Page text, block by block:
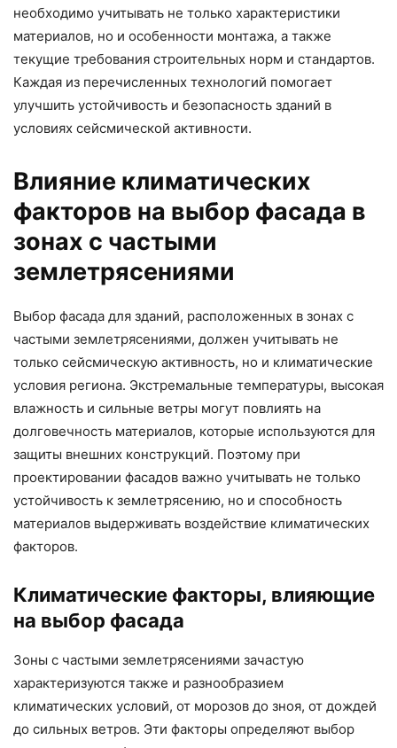
необходимо учитывать не только характеристики
материалов, но и особенности монтажа, а также
текущие требования строительных норм и стандартов.
Каждая из перечисленных технологий помогает
улучшить устойчивость и безопасность зданий в
условиях сейсмической активности.
Влияние климатических
факторов на выбор фасада в
зонах с частыми
землетрясениями
Выбор фасада для зданий, расположенных в зонах с
частыми землетрясениями, должен учитывать не
только сейсмическую активность, но и климатические
условия региона. Экстремальные температуры, высокая
влажность и сильные ветры могут повлиять на
долговечность материалов, которые используются для
защиты внешних конструкций. Поэтому при
проектировании фасадов важно учитывать не только
устойчивость к землетрясению, но и способность
материалов выдерживать воздействие климатических
факторов.
Климатические факторы, влияющие
на выбор фасада
Зоны с частыми землетрясениями зачастую
характеризуются также и разнообразием
климатических условий, от морозов до зноя, от дождей
до сильных ветров. Эти факторы определяют выбор